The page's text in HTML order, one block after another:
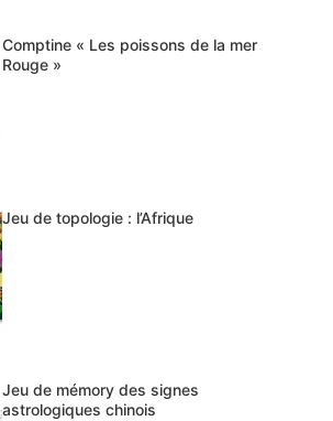
Comptine « Les poissons de la mer
Rouge »
Jeu de topologie : l’Afrique
Jeu de mémory des signes
astrologiques chinois